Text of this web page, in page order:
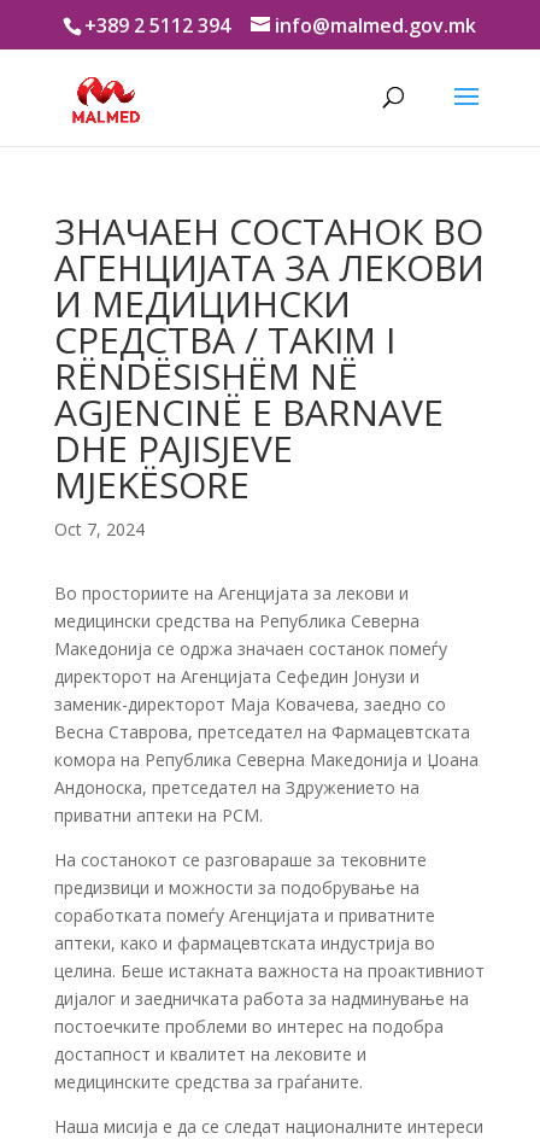
+389 2 5112 394 info@malmed.gov.mk
ЗНАЧАЕН СОСТАНОК ВО
АГЕНЦИЈАТА ЗА ЛЕКОВИ
И МЕДИЦИНСКИ
СРЕДСТВА / TAKIM I
RËNDËSISHËM NË
AGJENCINË E BARNAVE
DHE PAJISJEVE
MJEKËSORE
Oct 7, 2024
Во просториите на Агенцијата за лекови и
медицински средства на Република Северна
Македонија се одржа значаен состанок помеѓу
директорот на Агенцијата Сефедин Јонузи и
заменик-директорот Маја Ковачева, заедно со
Весна Ставрова, претседател на Фармацевтската
комора на Република Северна Македонија и Џоана
Андоноска, претседател на Здружението на
приватни аптеки на РСМ.
На состанокот се разговараше за тековните
предизвици и можности за подобрување на
соработката помеѓу Агенцијата и приватните
аптеки, како и фармацевтската индустрија во
целина. Беше истакната важноста на проактивниот
дијалог и заедничката работа за надминување на
постоечките проблеми во интерес на подобра
достапност и квалитет на лековите и
медицинските средства за граѓаните.
Наша мисија е да се следат националните интереси